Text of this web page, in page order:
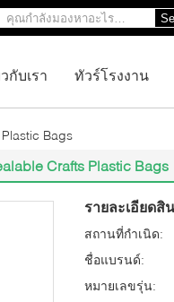
กับเรา ทัวร์โรงงาน
Bags
Crafts Plastic Bags
รายละเอียดสิ
สถานที่กำเนิด:
ชื่อแบรนด์:
หมายเลขรุ่น: